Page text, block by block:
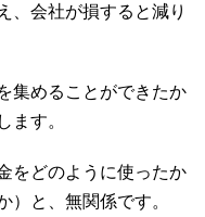
、会社が損すると減り
集めることができたか
ます。
をどのように使ったか
）と、無関係です。